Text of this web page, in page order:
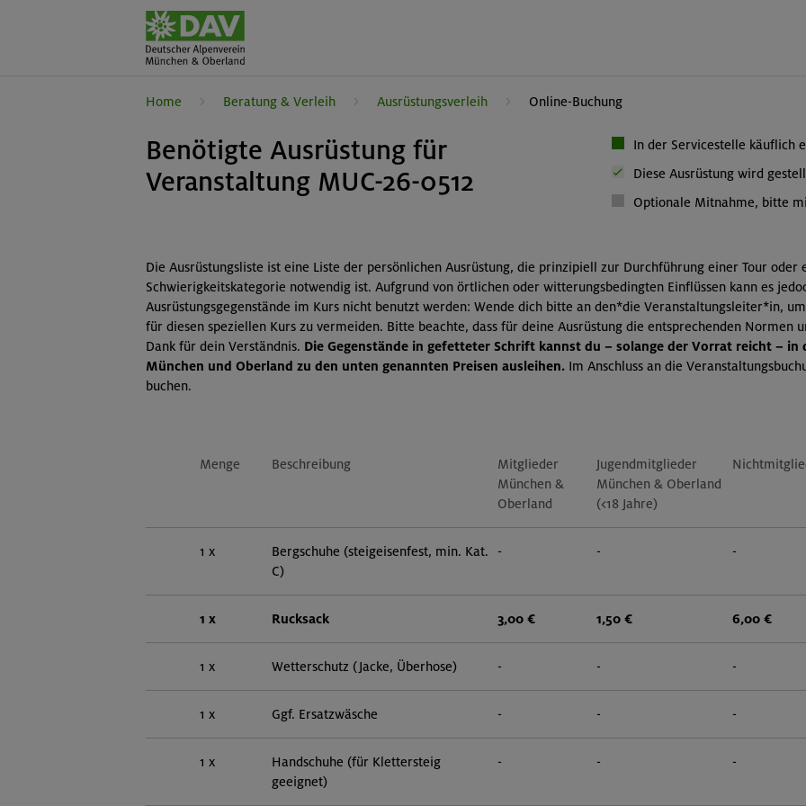
Home Beratung & Verleih Ausrüstungsverleih Online-Buchung
Benötigte Ausrüstung für
Veranstaltung MUC-26-0512
In der Servicestelle käuflich
Diese Ausrüstung wird
Optionale Mitnahme, bitte
Die Ausrüstungsliste ist eine Liste der persönlichen Ausrüstung, die prinzipiell zur Durchführung einer Tour oder
Schwierigkeitskategorie notwendig ist. Aufgrund von örtlichen oder witterungsbedingten Einflüssen kann es
Ausrüstungsgegenstände im Kurs nicht benutzt werden: Wende dich bitte an den*die Veranstaltungsleiter*in,
für diesen speziellen Kurs zu vermeiden. Bitte beachte, dass für deine Ausrüstung die entsprechenden Normen
Dank für dein Verständnis. Die Gegenstände in gefetteter Schrift kannst du – solange der Vorrat reicht – in
München und Oberland zu den unten genannten Preisen ausleihen. Im Anschluss an die
buchen.
Menge Beschreibung
Mitglieder
München &
Oberland
Jugendmitglieder
München & Oberland
(<18 Jahre)
1 x
Bergschuhe (steigeisenfest, min. Kat.
C)
- - -
1 x Rucksack 3,00 € 1,50 € 6,00 €
1 x Wetterschutz (Jacke, Überhose) - - -
1 x Ggf. Ersatzwäsche - - -
1 x
Handschuhe (für Klettersteig
geeignet)
- - -